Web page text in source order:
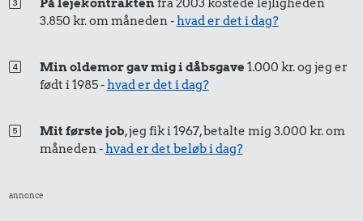
18 kr.
0,98 kr.
19 kr.
På lejekontraktenfra 2003 kostede lejligheden
3.850 kr. om måneden -hvad er det i dag?
Min oldemor gav mig i dåbsgave1.000 kr. og jeg er
født i 1985 -hvad er det i dag?
Mit første job, jeg fik i 1967, betalte mig 3.000 kr. om
måneden -hvad er det beløb i dag?
annonce